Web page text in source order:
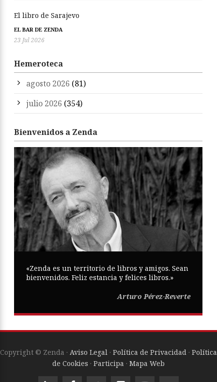
El libro de Sarajevo
EL BAR DE ZENDA
23 Jul 2026
Hemeroteca
agosto 2026 (81)
julio 2026 (354)
Bienvenidos a Zenda
«Zenda es un territorio de libros y amigos. Sean
bienvenidos. Feliz estancia y felices libros.»
Arturo Pérez-Reverte
Copyright © Zenda · Aviso Legal · Política de Privacidad · Política
de Cookies · Participa · Mapa Web